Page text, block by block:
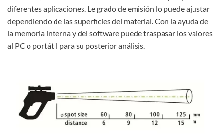
diferentes aplicaciones. Le grado de emisión lo puede ajustar
dependiendo de las superficies del material. Con la ayuda de
la memoria interna y del software puede traspasar los valores
al PC o portátil para su posterior análisis.